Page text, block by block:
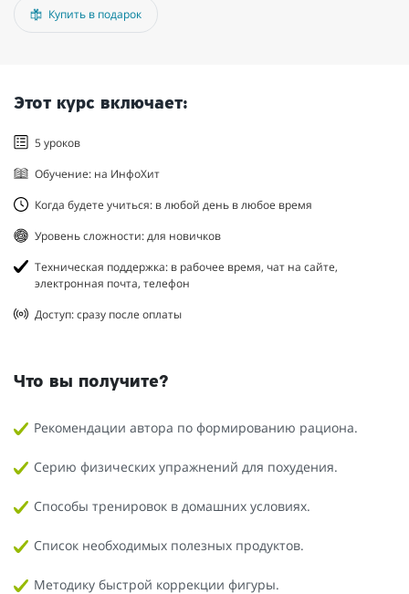
Купить в подарок
Этот курс включает:
5 уроков
Обучение: на ИнфоХит
Когда будете учиться: в любой день в любое время
Уровень сложности: для новичков
Техническая поддержка: в рабочее время, чат на сайте,
электронная почта, телефон
Доступ: сразу после оплаты
Что вы получите?
Рекомендации автора по формированию рациона.
Серию физических упражнений для похудения.
Способы тренировок в домашних условиях.
Список необходимых полезных продуктов.
Методику быстрой коррекции фигуры.